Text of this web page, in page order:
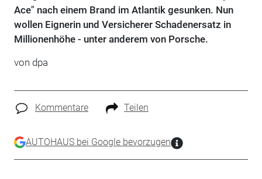
Ace" nach einem Brand im Atlantik gesunken. Nun
wollen Eignerin und Versicherer Schadenersatz in
Millionenhöhe - unter anderem von Porsche.
von dpa
Kommentare Teilen
AUTOHAUS bei Google bevorzugen